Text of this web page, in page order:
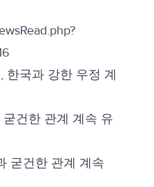
한국과 강한 우정 계
굳건한 관계 계속 유
굳건한 관계 계속